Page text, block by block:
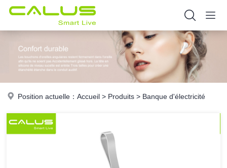
Position actuelle：Accueil > Produits > Banque d'électricité